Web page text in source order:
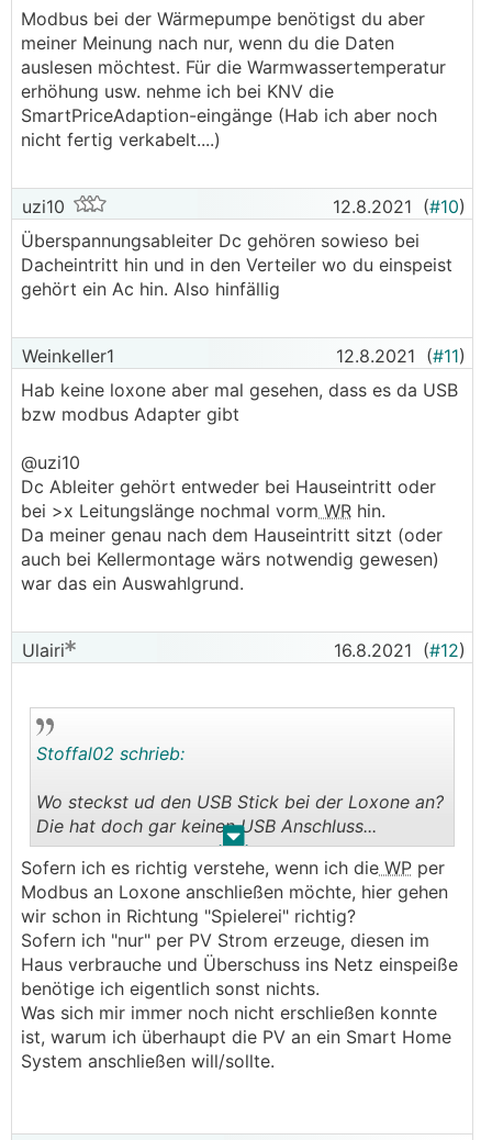
Modbus bei der Wärmepumpe benötigst du aber
meiner Meinung nach nur, wenn du die Daten
auslesen möchtest. Für die Warmwassertemperatur
erhöhung usw. nehme ich bei KNV die
SmartPriceAdaption-eingänge (Hab ich aber noch
nicht fertig verkabelt....)
uzi10 12.8.2021 (#10)
Überspannungsableiter Dc gehören sowieso bei
Dacheintritt hin und in den Verteiler wo du einspeist
gehört ein Ac hin. Also hinfällig
Weinkeller1 12.8.2021 (#11)
Hab keine loxone aber mal gesehen, dass es da USB
bzw modbus Adapter gibt
@uzi10
Dc Ableiter gehört entweder bei Hauseintritt oder
bei >x Leitungslänge nochmal vorm WR hin.
Da meiner genau nach dem Hauseintritt sitzt (oder
auch bei Kellermontage wärs notwendig gewesen)
war das ein Auswahlgrund.
Ulairi 16.8.2021 (#12)
. .
Stoffal02 schrieb:
Wo steckst ud den USB Stick bei der Loxone an?
Die hat doch gar keinen USB Anschluss...
Ich habe für die Wärmepume eine zusätzliche
Modbusextension benötigt, da der Modbus
Energiezähler und KNV nicht auf einer verwendet
werden konnte.
Modbus bei der Wärmepumpe benötigst du aber
meiner Meinung nach nur, wenn du die Daten
auslesen möchtest. Für die
Warmwassertemperatur erhöhung usw. nehme
Sofern ich es richtig verstehe, wenn ich die WP per
Modbus an Loxone anschließen möchte, hier gehen
wir schon in Richtung "Spielerei" richtig?
Sofern ich "nur" per PV Strom erzeuge, diesen im
Haus verbrauche und Überschuss ins Netz einspeiße
benötige ich eigentlich sonst nichts.
Was sich mir immer noch nicht erschließen konnte
ist, warum ich überhaupt die PV an ein Smart Home
System anschließen will/sollte.